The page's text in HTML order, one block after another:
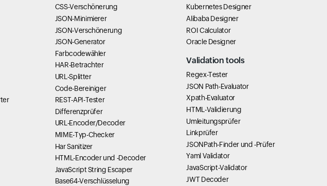
CSS-Verschönerung
JSON-Minimierer
JSON-Verschönerung
JSON-Generator
Farbcodewähler
HAR-Betrachter
URL-Splitter
Code-Bereiniger
REST-API-Tester
Differenzprüfer
URL-Encoder/Decoder
MIME-Typ-Checker
Har Sanitizer
HTML-Encoder und -Decoder
JavaScript String Escaper
Base64-Verschlüsselung
Kubernetes Designer
Alibaba Designer
ROI Calculator
Oracle Designer
Validation tools
Regex-Tester
JSON Path-Evaluator
Xpath-Evaluator
HTML-Validierung
Umleitungsprüfer
Linkprüfer
JSONPath-Finder und -Prüfer
Yaml Validator
JavaScript-Validator
JWT Decoder